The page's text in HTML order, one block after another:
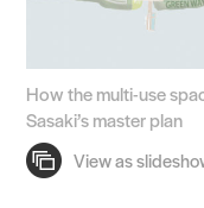
How the multi-use
Sasaki’s master plan